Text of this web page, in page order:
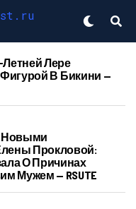
Лере
В Бикини —
Новыми
Прокловой:
О Причинах
Мужем — RSUTE